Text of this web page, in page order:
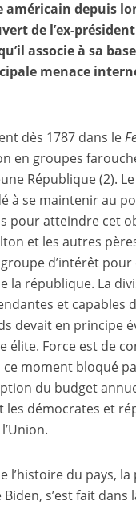
américain depuis
de l’ex-
associe à sa
menace
dès 1787 dans le
en groupes
République(2).
à se maintenir au
pour atteindre cet
et les autres
d’intérêt
la république. La
et capables
devait en principe
élite. Force est de
moment bloqué
du budget
démocrates et
l’histoire du pays,
s’est fait dans